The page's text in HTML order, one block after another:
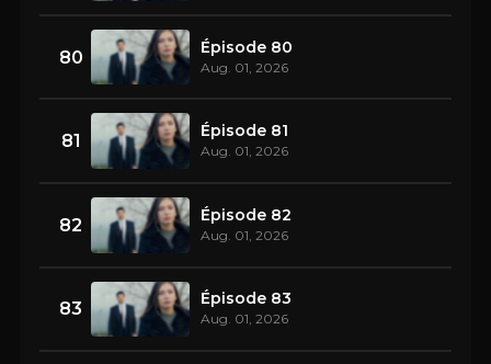
80 Épisode 80
Aug. 01, 2026
81 Épisode 81
Aug. 01, 2026
82 Épisode 82
Aug. 01, 2026
83 Épisode 83
Aug. 01, 2026